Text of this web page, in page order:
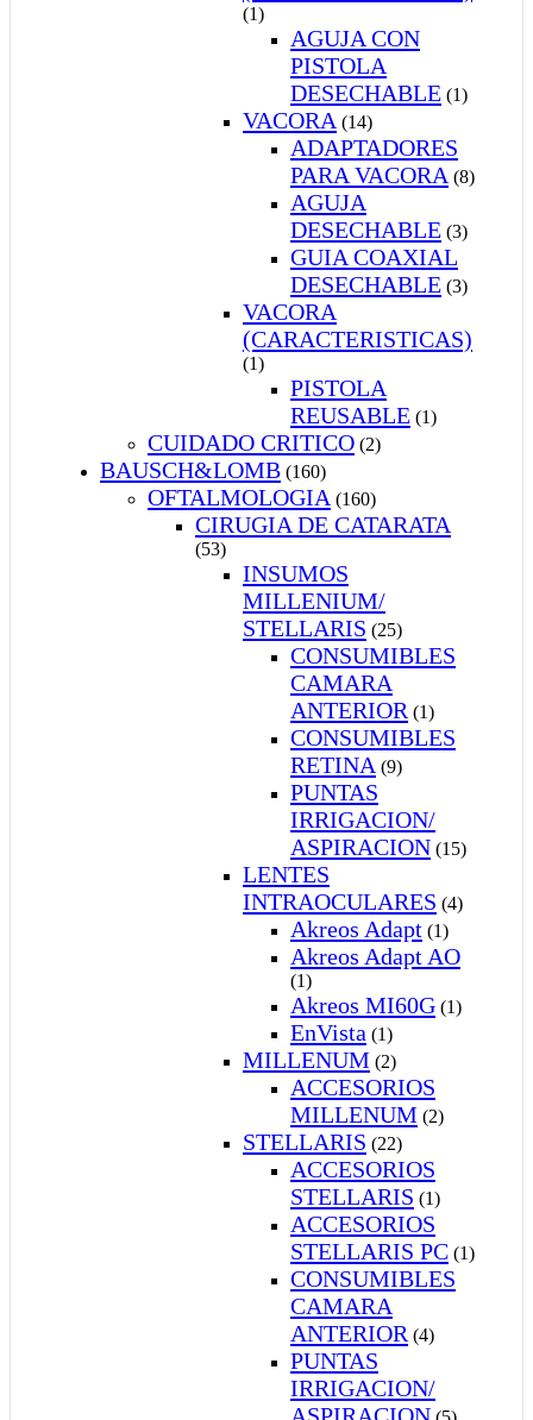
(1)
AGUJA CON
PISTOLA
DESECHABLE (1)
VACORA (14)
ADAPTADORES
PARA VACORA (8)
AGUJA
DESECHABLE (3)
GUIA COAXIAL
DESECHABLE (3)
VACORA
(CARACTERISTICAS)
(1)
PISTOLA
REUSABLE (1)
CUIDADO CRITICO (2)
BAUSCH&LOMB (160)
OFTALMOLOGIA (160)
CIRUGIA DE CATARATA
(53)
INSUMOS
MILLENIUM/
STELLARIS (25)
CONSUMIBLES
CAMARA
ANTERIOR (1)
CONSUMIBLES
RETINA (9)
PUNTAS
IRRIGACION/
ASPIRACION (15)
LENTES
INTRAOCULARES (4)
Akreos Adapt (1)
Akreos Adapt AO
(1)
Akreos MI60G (1)
EnVista (1)
MILLENUM (2)
ACCESORIOS
MILLENUM (2)
STELLARIS (22)
ACCESORIOS
STELLARIS (1)
ACCESORIOS
STELLARIS PC (1)
CONSUMIBLES
CAMARA
ANTERIOR (4)
PUNTAS
IRRIGACION/
ASPIRACION